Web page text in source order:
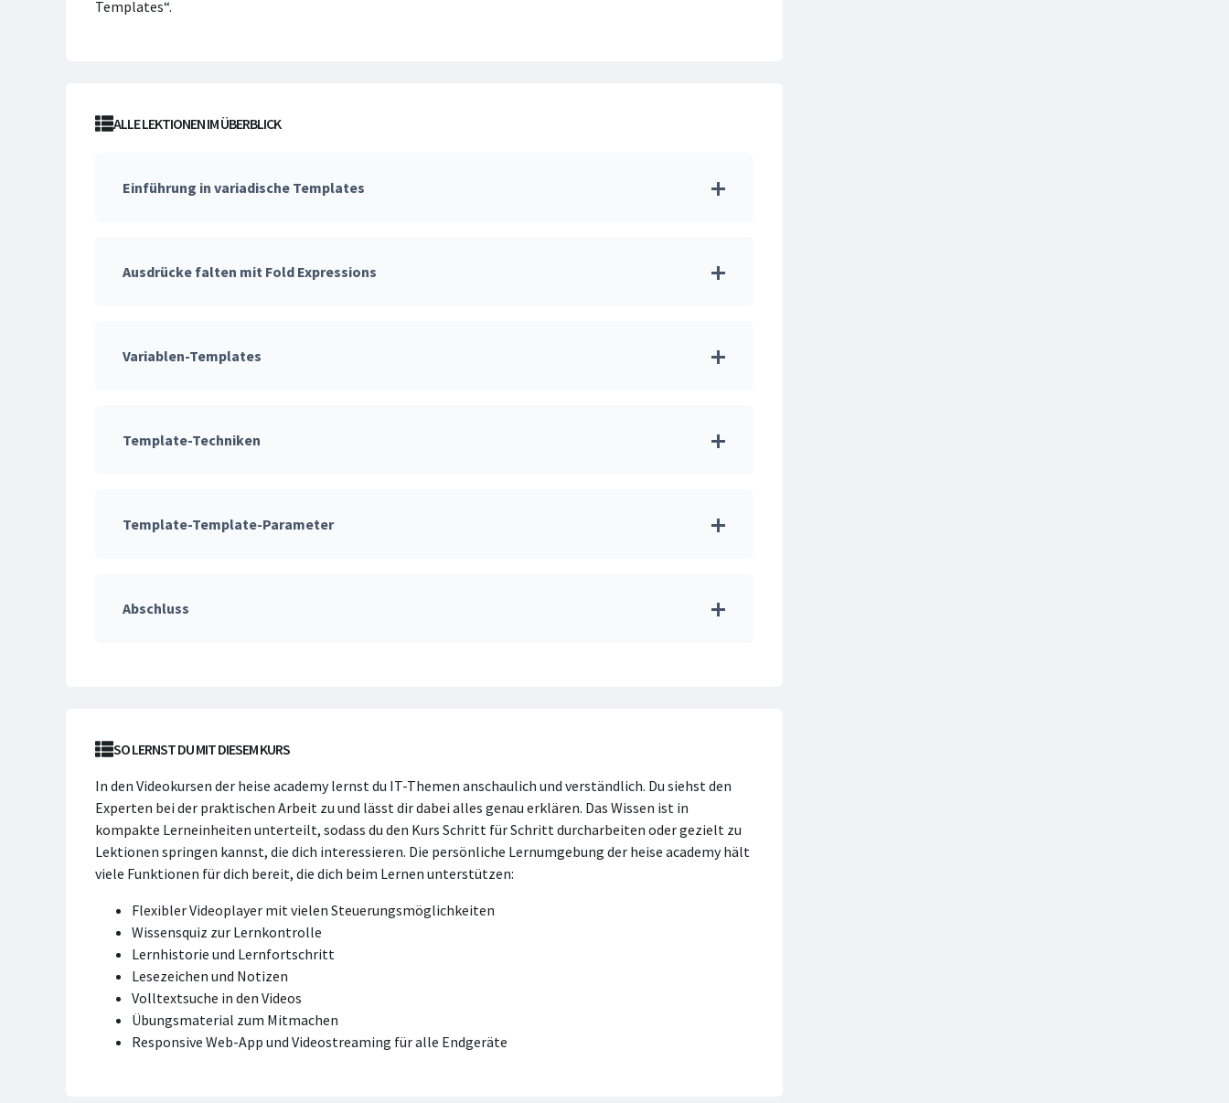
Templates“.
ALLE LEKTIONEN IM ÜBERBLICK
Einführung in variadische Templates
Ausdrücke falten mit Fold Expressions
Variablen-Templates
Template-Techniken
Template-Template-Parameter
Abschluss
SO LERNST DU MIT DIESEM KURS
In den Videokursen der heise academy lernst du IT-Themen anschaulich und verständlich. Du siehst den
Experten bei der praktischen Arbeit zu und lässt dir dabei alles genau erklären. Das Wissen ist in
kompakte Lerneinheiten unterteilt, sodass du den Kurs Schritt für Schritt durcharbeiten oder gezielt zu
Lektionen springen kannst, die dich interessieren. Die persönliche Lernumgebung der heise academy hält
viele Funktionen für dich bereit, die dich beim Lernen unterstützen:
Flexibler Videoplayer mit vielen Steuerungsmöglichkeiten
Wissensquiz zur Lernkontrolle
Lernhistorie und Lernfortschritt
Lesezeichen und Notizen
Volltextsuche in den Videos
Übungsmaterial zum Mitmachen
Responsive Web-App und Videostreaming für alle Endgeräte